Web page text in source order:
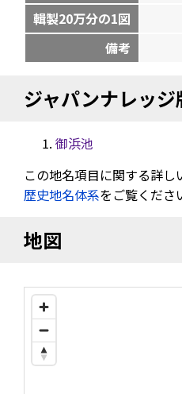
輯製20万分の1図
備考
ジャパンナレッジ
御浜池
この地名項目に関する詳
歴史地名体系をご覧くださ
地図